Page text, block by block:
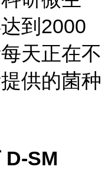
到2000
天正在不
供的菌种
D-SM